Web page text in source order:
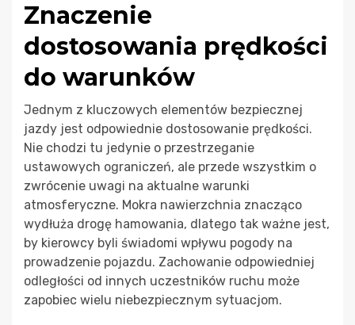
Znaczenie
dostosowania prędkości
do warunków
Jednym z kluczowych elementów bezpiecznej
jazdy jest odpowiednie dostosowanie prędkości.
Nie chodzi tu jedynie o przestrzeganie
ustawowych ograniczeń, ale przede wszystkim o
zwrócenie uwagi na aktualne warunki
atmosferyczne. Mokra nawierzchnia znacząco
wydłuża drogę hamowania, dlatego tak ważne jest,
by kierowcy byli świadomi wpływu pogody na
prowadzenie pojazdu. Zachowanie odpowiedniej
odległości od innych uczestników ruchu może
zapobiec wielu niebezpiecznym sytuacjom.